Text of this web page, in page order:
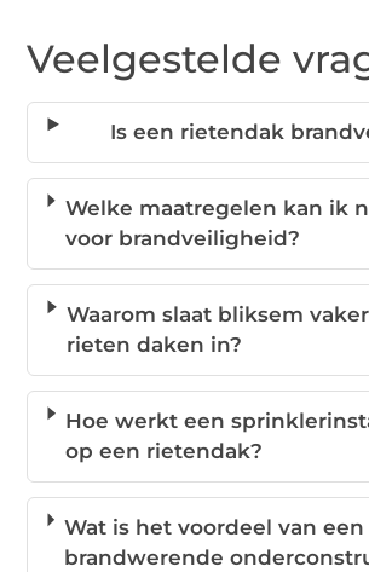
Veelgestelde
Is een rietendak
Welke maatregelen kan ik
voor brandveiligheid?
Waarom slaat bliksem
rieten daken in?
Hoe werkt een
op een rietendak?
Wat is het voordeel van een
brandwerende